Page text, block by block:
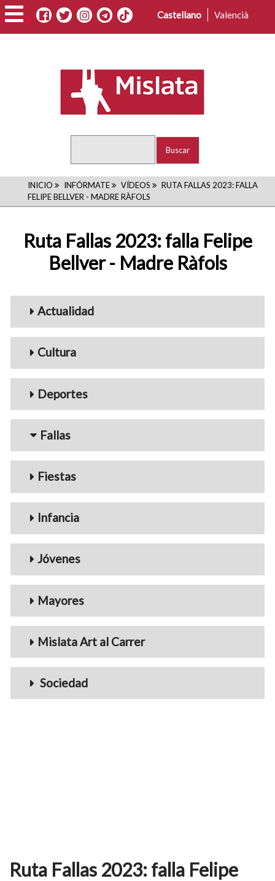
Pasar
al
contenido
Castellano Valencià
RUTA
DE
NAVEGACIÓN
INICIO INFÓRMATE VÍDEOS
RUTA FALLAS 2023: FALLA
FELIPE BELLVER - MADRE RÀFOLS
Ruta Fallas 2023: falla Felipe
Bellver - Madre Ràfols
Menu_Videos
Actualidad
Cultura
Deportes
Fallas
Fiestas
Infancia
Jóvenes
Mayores
Mislata Art al Carrer
Sociedad
Ruta Fallas 2023: falla Felipe